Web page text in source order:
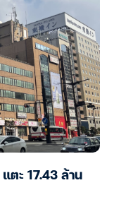
ตะ 17.43 ล้าน